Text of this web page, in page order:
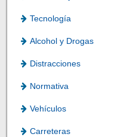
Tecnología
Alcohol y Drogas
Distracciones
Normativa
Vehículos
Carreteras